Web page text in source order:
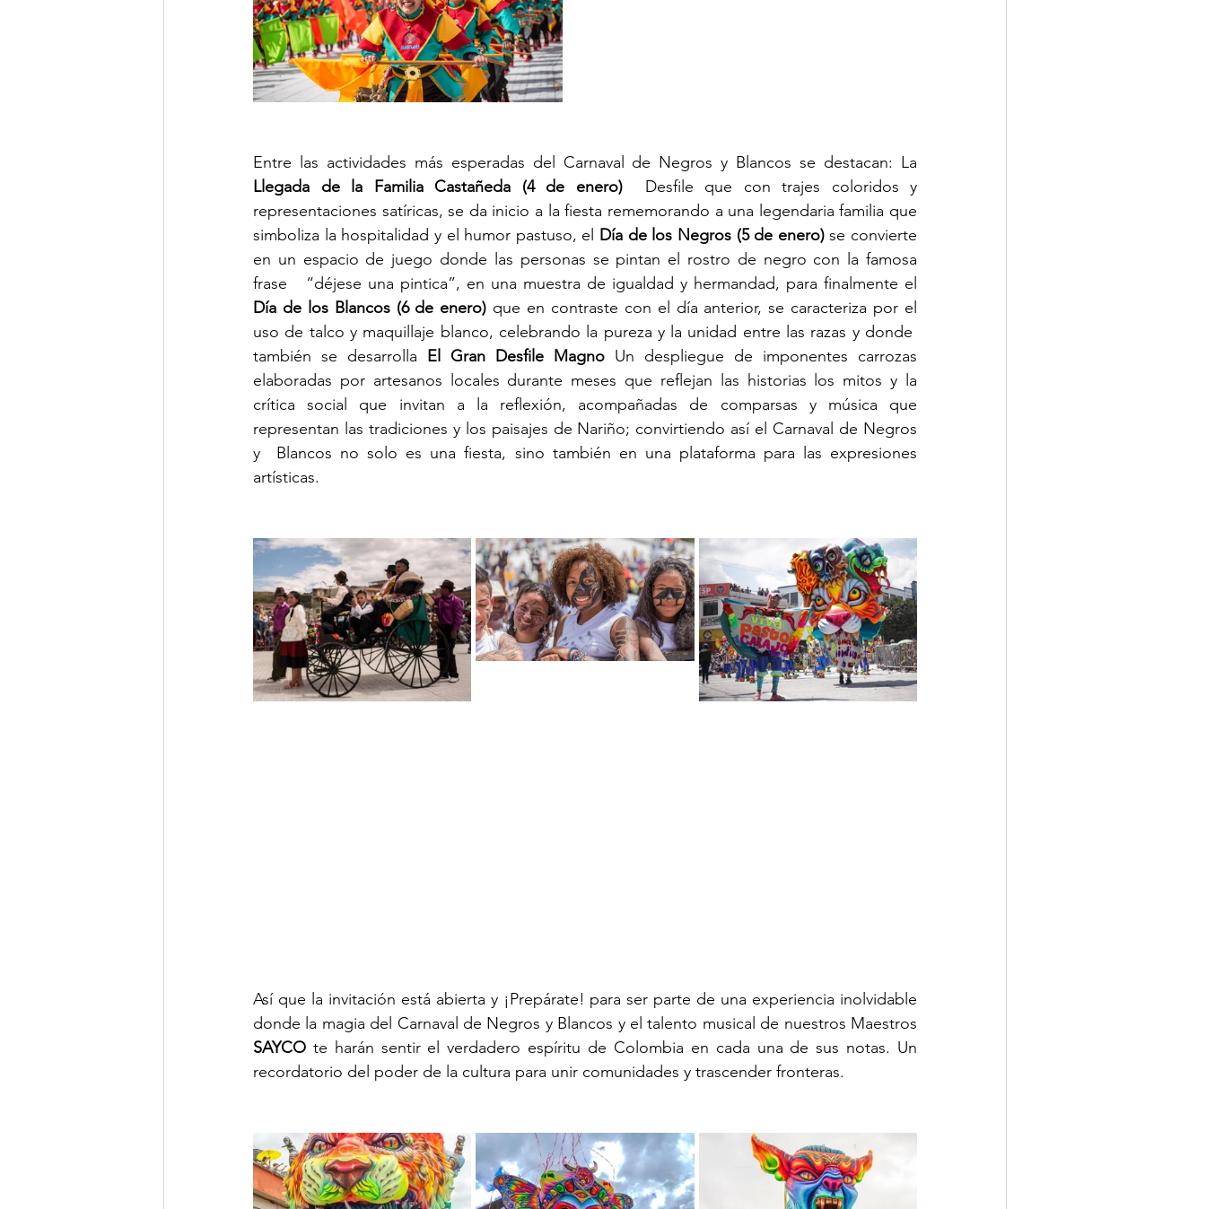
Llegada de la Familia Castañeda (4 de enero)
Desfile que con trajes coloridos y
representaciones satíricas, se da inicio a la fiesta rememorando a una legendaria familia que
simboliza la hospitalidad y el humor pastuso, el Día de los Negros (5 de enero) se convierte
en un espacio de juego donde las personas se pintan el rostro de negro con la famosa
Día de los Blancos (6 de enero) que en contraste con el día anterior, se caracteriza por el
uso de talco y maquillaje blanco, celebrando la pureza y la unidad entre las razas y donde
también se desarrolla El Gran Desfile Magno Un despliegue de imponentes carrozas
elaboradas por artesanos locales durante meses que reflejan las historias los mitos y la
crítica social que invitan a la reflexión, acompañadas de comparsas y música que
representan las tradiciones y los paisajes de Nariño; convirtiendo así el Carnaval de Negros
y  Blancos no solo es una fiesta, sino también en una plataforma para las expresiones
artísticas.
Así que la invitación está abierta y ¡Prepárate! para ser parte de una experiencia inolvidable
SAYCO te harán sentir el verdadero espíritu de Colombia en cada una de sus notas. Un
recordatorio del poder de la cultura para unir comunidades y trascender fronteras.